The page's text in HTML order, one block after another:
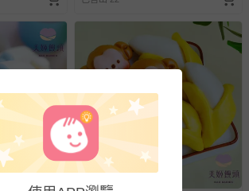
客運、訂房等服務。
理流程，可詳見： 退換貨 & 退款問題
提供的運送僅限台灣本島。如您位於離島地
配送，或須依據商品需加收離島運費。廠商
的權利。離島、偏遠地區、樓層親送等加價
需加收。